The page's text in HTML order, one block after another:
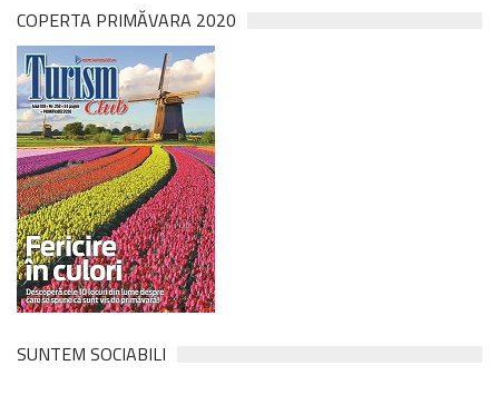
COPERTA PRIMĂVARA 2020
SUNTEM SOCIABILI